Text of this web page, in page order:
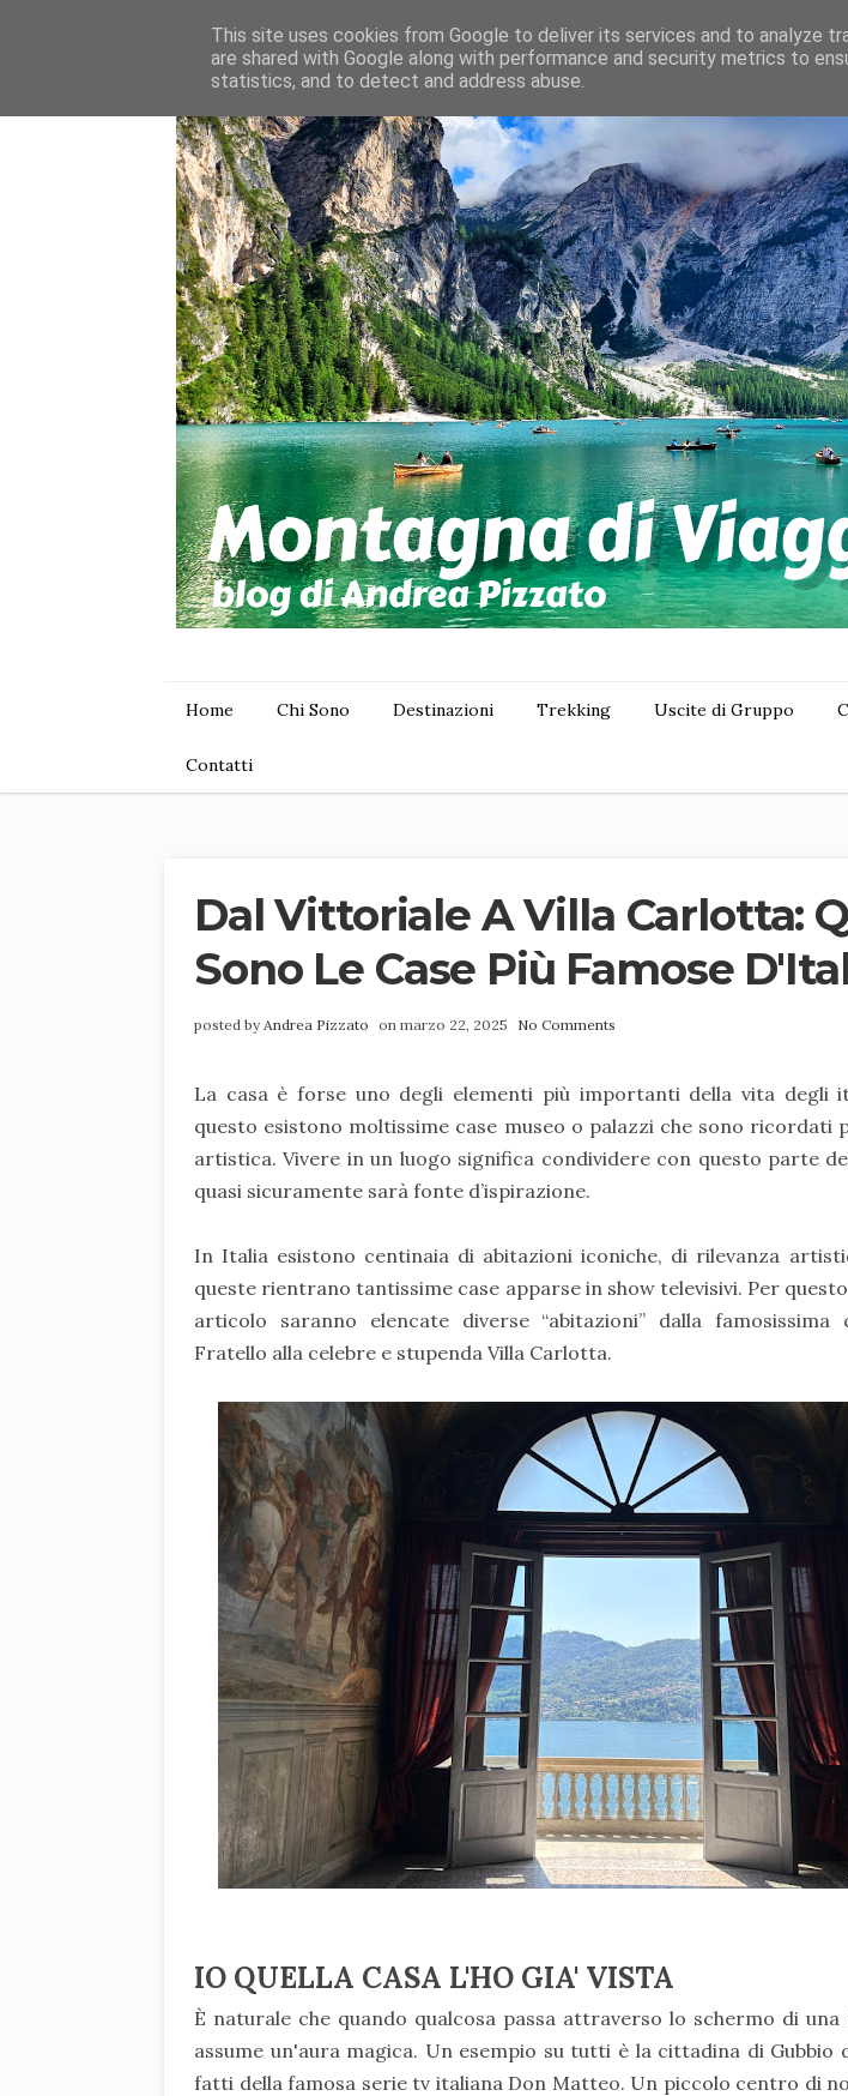
Home Chi Sono Destinazioni Trekking Uscite di Gruppo
Contatti
Dal Vittoriale A Villa Carlotta:
Sono Le Case Più Famose
posted byAndrea Pizzato on marzo 22, 2025 No Comments
La casa è forse uno degli elementi più importanti della vita degli
questo esistono moltissime case museo o palazzi che sono ricordati
artistica. Vivere in un luogo significa condividere con questo parte
quasi sicuramente sarà fonte d’ispirazione.
In Italia esistono centinaia di abitazioni iconiche, di rilevanza
queste rientrano tantissime case apparse in show televisivi. Per
articolo saranno elencate diverse “abitazioni” dalla famosissima
Fratello alla celebre e stupenda Villa Carlotta.
IO QUELLA CASA L'HO GIA' VISTA
È naturale che quando qualcosa passa attraverso lo schermo di una
assume un'aura magica. Un esempio su tutti è la cittadina di Gubbio
fatti della famosa serie tv italiana Don Matteo. Un piccolo centro di
This site uses cookies from Google to deliver its services and to analyze
are shared with Google along with performance and security metrics to
statistics, and to detect and address abuse.